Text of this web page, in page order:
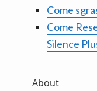
Come
Come
Silence
About